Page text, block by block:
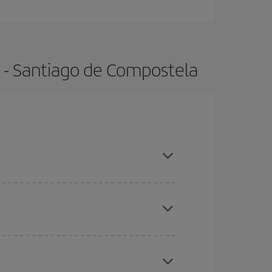
Santiago de Compostela
días cercanos